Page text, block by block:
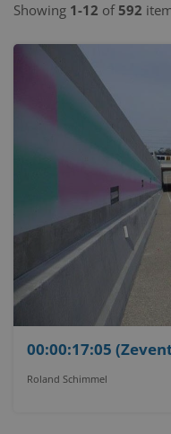
Showing 1-12 of 592
00:00:17:05
Roland Schimmel